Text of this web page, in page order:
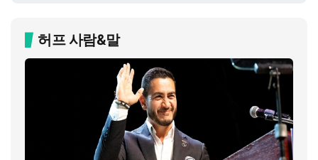
허프 사람&말